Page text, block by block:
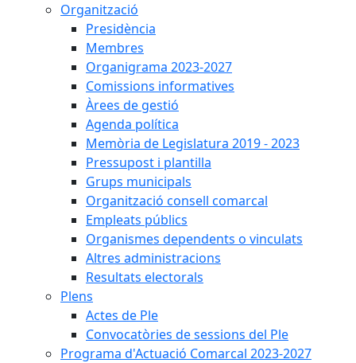
Organització
Presidència
Membres
Organigrama 2023-2027
Comissions informatives
Àrees de gestió
Agenda política
Memòria de Legislatura 2019 - 2023
Pressupost i plantilla
Grups municipals
Organització consell comarcal
Empleats públics
Organismes dependents o vinculats
Altres administracions
Resultats electorals
Plens
Actes de Ple
Convocatòries de sessions del Ple
Programa d'Actuació Comarcal 2023-2027